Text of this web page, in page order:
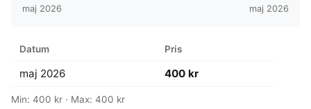
maj 2026 maj 2026
Datum Pris
maj 2026 400 kr
Min: 400 kr · Max: 400 kr